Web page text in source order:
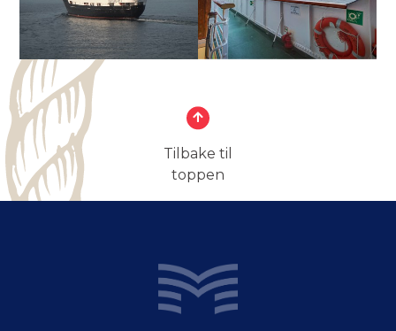
Tilbake til
toppen